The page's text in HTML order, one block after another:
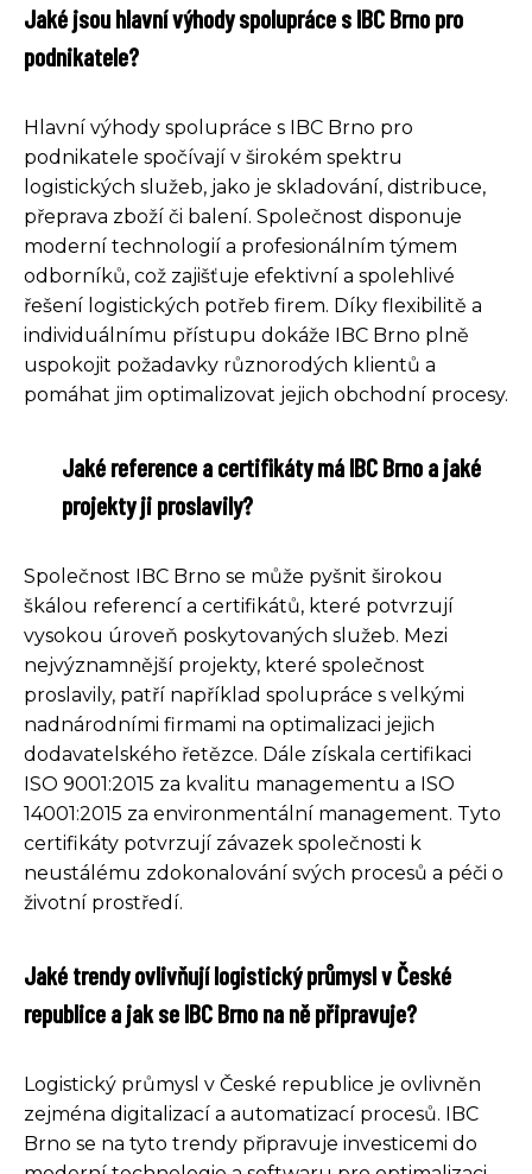
Jaké jsou hlavní výhody spolupráce s IBC Brno pro
podnikatele?
Hlavní výhody spolupráce s IBC Brno pro
podnikatele spočívají v širokém spektru
logistických služeb, jako je skladování, distribuce,
přeprava zboží či balení. Společnost disponuje
moderní technologií a profesionálním týmem
odborníků, což zajišťuje efektivní a spolehlivé
řešení logistických potřeb firem. Díky flexibilitě a
individuálnímu přístupu dokáže IBC Brno plně
uspokojit požadavky různorodých klientů a
pomáhat jim optimalizovat jejich obchodní procesy.
Jaké reference a certifikáty má IBC Brno a jaké
projekty ji proslavily?
Společnost IBC Brno se může pyšnit širokou
škálou referencí a certifikátů, které potvrzují
vysokou úroveň poskytovaných služeb. Mezi
nejvýznamnější projekty, které společnost
proslavily, patří například spolupráce s velkými
nadnárodními firmami na optimalizaci jejich
dodavatelského řetězce. Dále získala certifikaci
ISO 9001:2015 za kvalitu managementu a ISO
14001:2015 za environmentální management. Tyto
certifikáty potvrzují závazek společnosti k
neustálému zdokonalování svých procesů a péči o
životní prostředí.
Jaké trendy ovlivňují logistický průmysl v České
republice a jak se IBC Brno na ně připravuje?
Logistický průmysl v České republice je ovlivněn
zejména digitalizací a automatizací procesů. IBC
Brno se na tyto trendy připravuje investicemi do